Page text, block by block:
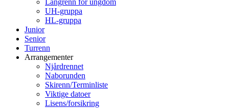
Langrenn for ungdom
UH-gruppa
HL-gruppa
Junior
Senior
Turrenn
Arrangementer
Njårdrennet
Naborunden
Skirenn/Terminliste
Viktige datoer
Lisens/forsikring